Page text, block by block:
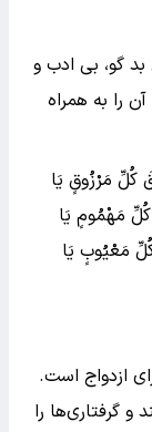
گو، بی ادب و
را به همراه
کُلِّ مَرْزُوقٍ یَا
مَهْمُومٍ یَا
مَعْیُوبٍ یَا
ازدواج است.
و گرفتاری‌ها را